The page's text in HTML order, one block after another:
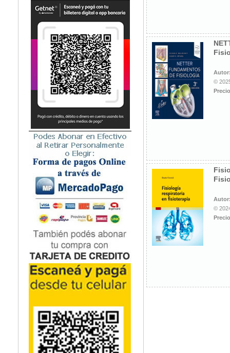
Histología
Homeopatía
Infectología
Inmunología
Instrumentación Quirurgica
Medicina del Deporte / Rehabilitación
Medicina Emergencias / Urgencias
Medicina Forense / Legal
Medicina General
Medicina Interna
Microbiología
Nefrología
Neonatología / Pediatría
Neumología
Neuroanatomía / Neurociencia
Neurocirugía
Neurología
Nutrición
Odontología
Oftalmología
Oncología / Cuidados Paliativos
Ortopedía / Traumatología
Osteopatía
Otorrinolaringología
Podología
Psicología
Psiquiatría
Química
©
©